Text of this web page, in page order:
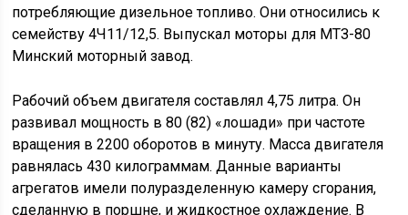
потребляющие дизельное топливо. Они относились к
семейству 4Ч11/12,5. Выпускал моторы для МТЗ-80
Минский моторный завод.
Рабочий объем двигателя составлял 4,75 литра. Он
развивал мощность в 80 (82) «лошади» при частоте
вращения в 2200 оборотов в минуту. Масса двигателя
равнялась 430 килограммам. Данные варианты
агрегатов имели полуразделенную камеру сгорания,
сделанную в поршне, и жидкостное охлаждение. В